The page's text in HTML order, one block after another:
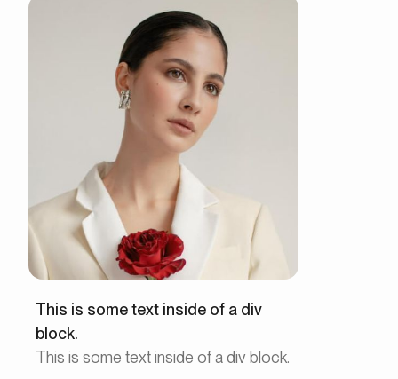
This is some text inside of a div
block.
This is some text inside of a div block.